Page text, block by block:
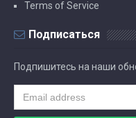
Terms of Service
Подписаться
Подпишитесь на наши